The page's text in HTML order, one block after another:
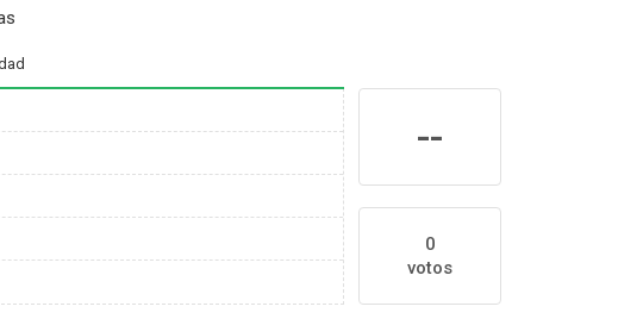
--
0
votos